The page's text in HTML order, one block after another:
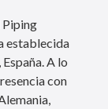
Piping
establecida
A lo
con